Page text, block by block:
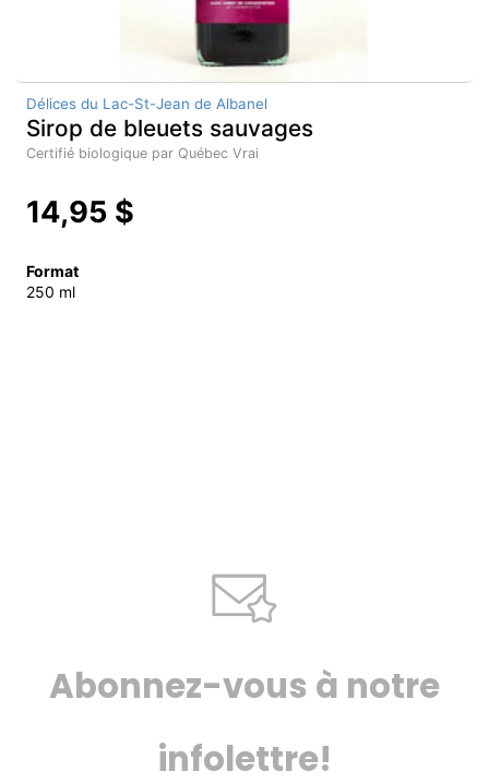
Délices du Lac-St-Jean de Albanel
Sirop de bleuets sauvages
Certifié biologique par Québec Vrai
14,95 $
Format
250 ml
Abonnez-vous à notre
infolettre!